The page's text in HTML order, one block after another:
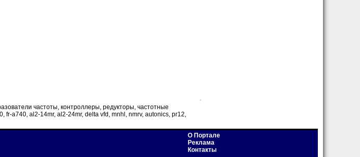
частоты, контроллеры, редукторы, частотные
a740, al2-14mr, al2-24mr, delta vfd, mnhl, nmrv, autonics, pr12,
О Портале
Реклама
Контакты